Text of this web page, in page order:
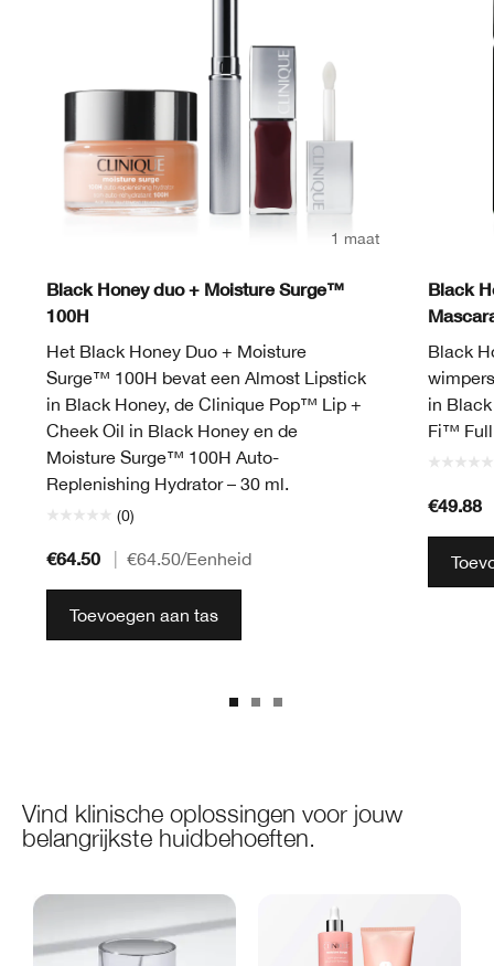
1 maat
Black Honey duo + Moisture Surge™
100H
Het Black Honey Duo + Moisture
Surge™ 100H bevat een Almost Lipstick
in Black Honey, de Clinique Pop™ Lip +
Cheek Oil in Black Honey en de
Moisture Surge™ 100H Auto-
Replenishing Hydrator – 30 ml.
(0)
€64.50 €64.50/Eenheid
Toevoegen aan tas
Black
Black
in
Fi™ Full
€49.88
Vind klinische oplossingen voor jouw
belangrijkste huidbehoeften.